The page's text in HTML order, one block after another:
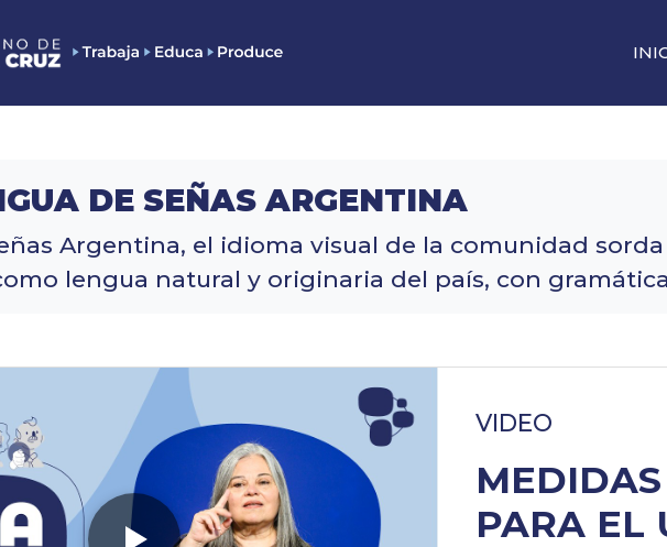
DE SEÑAS ARGENTINA
Argentina, el idioma visual de la comunidad
lengua natural y originaria del país, con
VIDEO
PARA EL